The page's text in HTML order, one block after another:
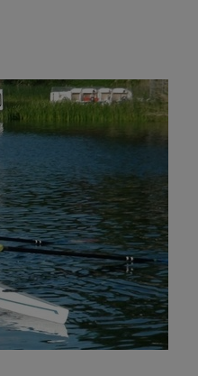
Brașov – Poiana Brașov
de medic specialist.